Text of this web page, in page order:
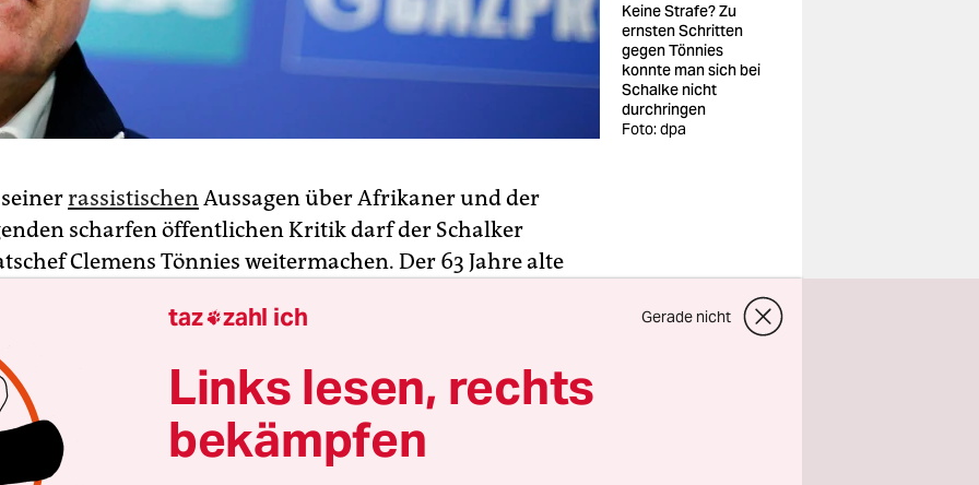
Keine Strafe? Zu
ernsten Schritten
gegen Tönnies
konnte man sich bei
Schalke nicht
durchringen
Foto: dpa
rassistischenAussagen über Afrikaner und der
scharfen öffentlichen Kritik darf der Schalker
Clemens Tönnies weitermachen. Der 63 Jahre alte
Tätigkeit im Aufsichtsrat wieder aufnehmen, teilte der
aus Gelsenkirchen am späten Dienstagabend
mehrstündigen Sitzung des Ehrenrates mit. Zuvor war über
Rücktritt oder auch eine Amtsenthebung spekuliert
taz zahl ich Gerade nicht
Links lesen, rechts
bekämpfen